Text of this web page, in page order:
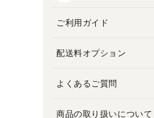
ご利用ガイド
配送料オプション
よくあるご質問
商品の取り扱いについて